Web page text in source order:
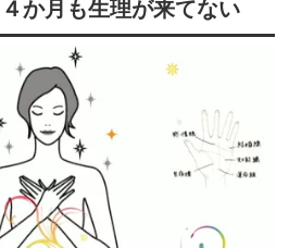
４か月も生理が来てない